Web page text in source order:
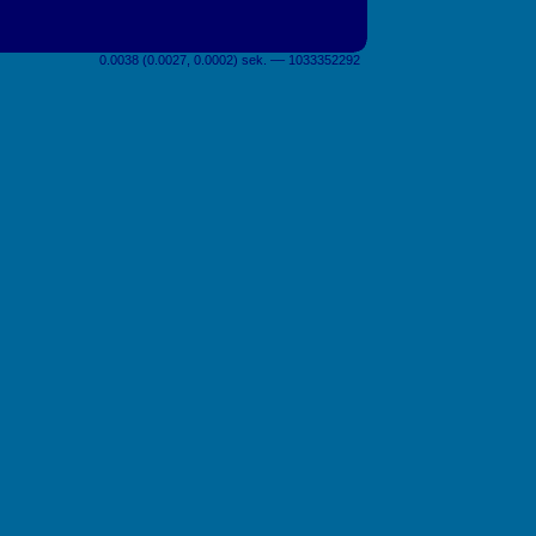
0.0038 (0.0027, 0.0002) sek. –– 1033352292